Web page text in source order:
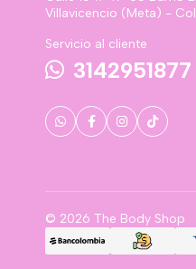
Villavicencio (Meta) -
Servicio al cliente
3142951877
© 2026 The Body Shop